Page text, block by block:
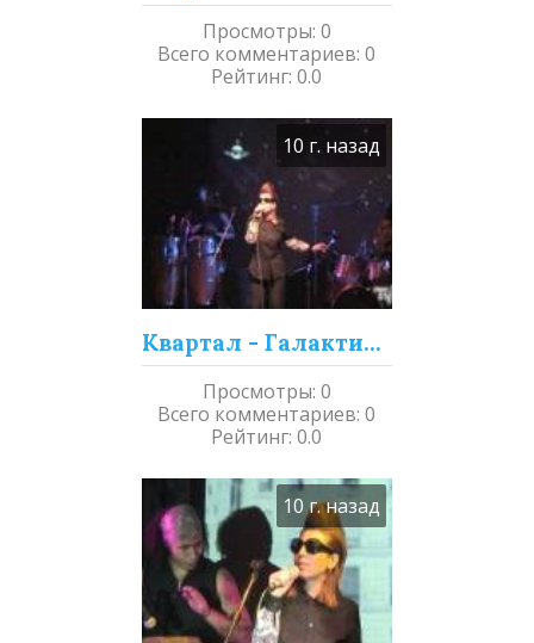
Просмотры: 0
Всего комментариев:0
Рейтинг:0.0
10 г. назад
Квартал - Галактическая любовь
Просмотры: 0
Всего комментариев:0
Рейтинг:0.0
10 г. назад